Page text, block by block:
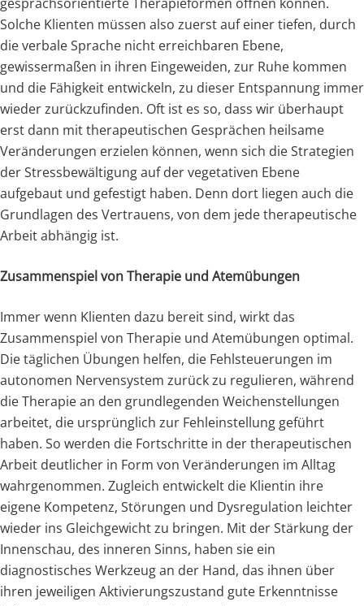
Solche Klienten müssen also zuerst auf einer tiefen, durch
die verbale Sprache nicht erreichbaren Ebene,
gewissermaßen in ihren Eingeweiden, zur Ruhe kommen
und die Fähigkeit entwickeln, zu dieser Entspannung immer
wieder zurückzufinden. Oft ist es so, dass wir überhaupt
erst dann mit therapeutischen Gesprächen heilsame
Veränderungen erzielen können, wenn sich die Strategien
der Stressbewältigung auf der vegetativen Ebene
aufgebaut und gefestigt haben. Denn dort liegen auch die
Grundlagen des Vertrauens, von dem jede therapeutische
Arbeit abhängig ist.
Zusammenspiel von Therapie und Atemübungen
Immer wenn Klienten dazu bereit sind, wirkt das
Zusammenspiel von Therapie und Atemübungen optimal.
Die täglichen Übungen helfen, die Fehlsteuerungen im
autonomen Nervensystem zurück zu regulieren, während
die Therapie an den grundlegenden Weichenstellungen
arbeitet, die ursprünglich zur Fehleinstellung geführt
haben. So werden die Fortschritte in der therapeutischen
Arbeit deutlicher in Form von Veränderungen im Alltag
wahrgenommen. Zugleich entwickelt die Klientin ihre
eigene Kompetenz, Störungen und Dysregulation leichter
wieder ins Gleichgewicht zu bringen. Mit der Stärkung der
Innenschau, des inneren Sinns, haben sie ein
diagnostisches Werkzeug an der Hand, das ihnen über
ihren jeweiligen Aktivierungszustand gute Erkenntnisse